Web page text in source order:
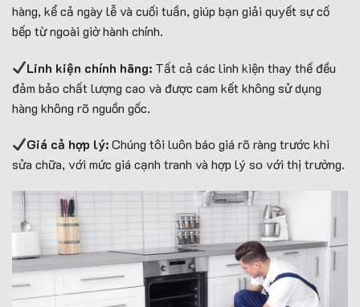
hàng, kể cả ngày lễ và cuối tuần, giúp bạn giải quyết sự cố
bếp từ ngoài giờ hành chính.
Linh kiện chính hãng: Tất cả các linh kiện thay thế đều
đảm bảo chất lượng cao và được cam kết không sử dụng
hàng không rõ nguồn gốc.
Giá cả hợp lý:Chúng tôi luôn báo giá rõ ràng trước khi
sửa chữa, với mức giá cạnh tranh và hợp lý so với thị trường.